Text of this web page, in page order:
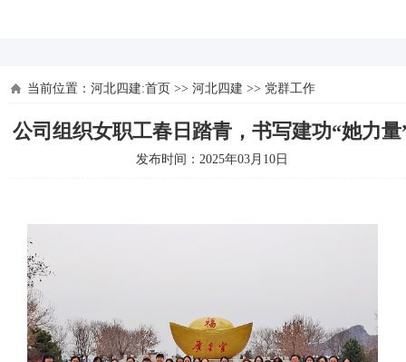
当前位置： 河北四建:首页 >> 河北四建 >> 党群工作
公司组织女职工春日踏青，书写建功“她力量
发布时间：2025年03月10日